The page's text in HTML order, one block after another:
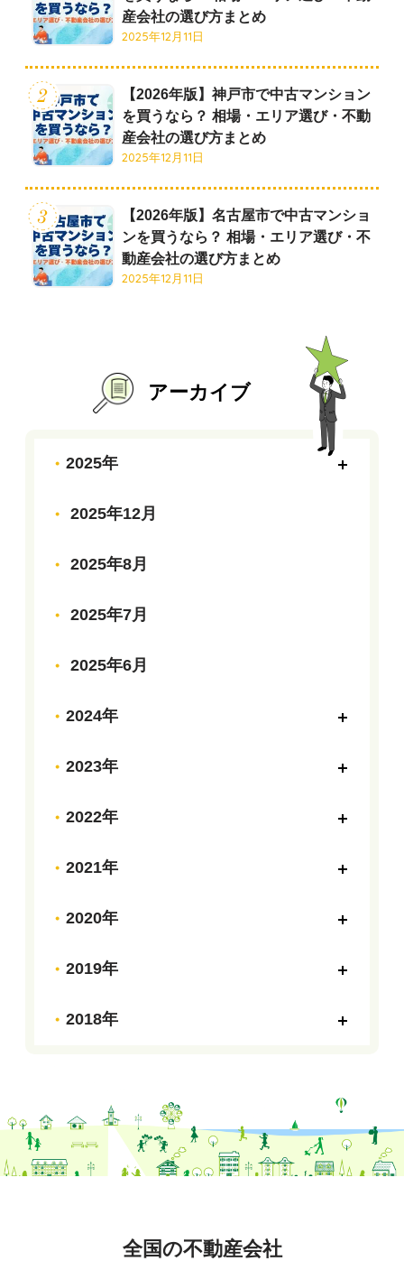
産会社の選び方まとめ
2025年12月11日
【2026年版】神戸市で中古マンション
を買うなら？ 相場・エリア選び・不動
産会社の選び方まとめ
2025年12月11日
【2026年版】名古屋市で中古マンショ
ンを買うなら？ 相場・エリア選び・不
動産会社の選び方まとめ
2025年12月11日
アーカイブ
2025年
2025年12月
2025年8月
2025年7月
2025年6月
2024年
2023年
2022年
2021年
2020年
2019年
2018年
全国の不動産会社